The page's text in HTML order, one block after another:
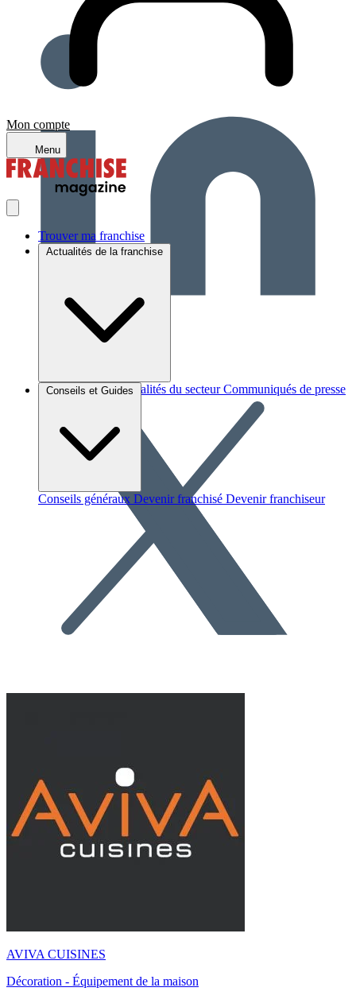
Mon compte
Menu
Trouver ma franchise
Actualités de la franchise
Brèves et actus Actualités du secteur Communiqués de presse
Conseils et Guides
Conseils généraux Devenir franchisé Devenir franchiseur
AVIVA CUISINES
Décoration - Équipement de la maison